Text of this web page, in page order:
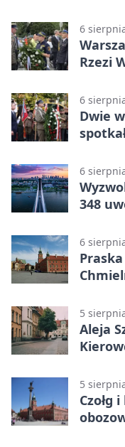
6
Rzezi
6
Dwie
6
348
6
5
Aleja
5
Czołg